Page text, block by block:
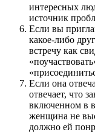
интересных
источник
Если вы
какое-либо
встречу как
Если она
отвечает, что
включенном в
женщина не
должно ей